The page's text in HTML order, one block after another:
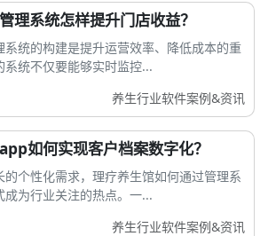
理系统怎样提升门店收益？
系统的构建是提升运营效率、降低成本的重
统不仅要能够实时监控...
养生行业软件案例&资讯
如何实现客户档案数字化？
个性化需求，理疗养生馆如何通过管理系
为行业关注的热点。一...
养生行业软件案例&资讯